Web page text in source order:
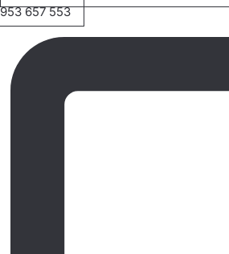
953 657 553